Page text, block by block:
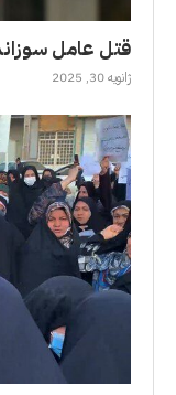
قتل عامل
ژانویه 30, 2025